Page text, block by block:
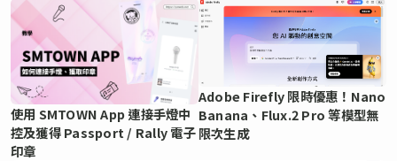
使用 SMTOWN App 連接手燈中
控及獲得 Passport / Rally 電子
印章
Adobe Firefly 限時優惠！Nano
Banana、Flux.2 Pro 等模型無
限次生成